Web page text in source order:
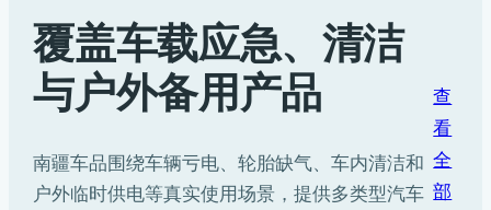
覆盖车载应急、清洁
与户外备用产品
南疆车品围绕车辆亏电、轮胎缺气、车内清洁和
户外临时供电等真实使用场景，提供多类型汽车
查
看
全
部